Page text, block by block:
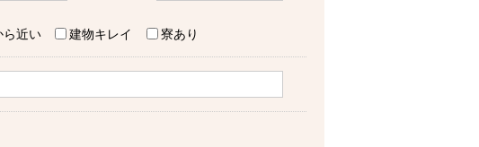
ら近い 建物キレイ 寮あり